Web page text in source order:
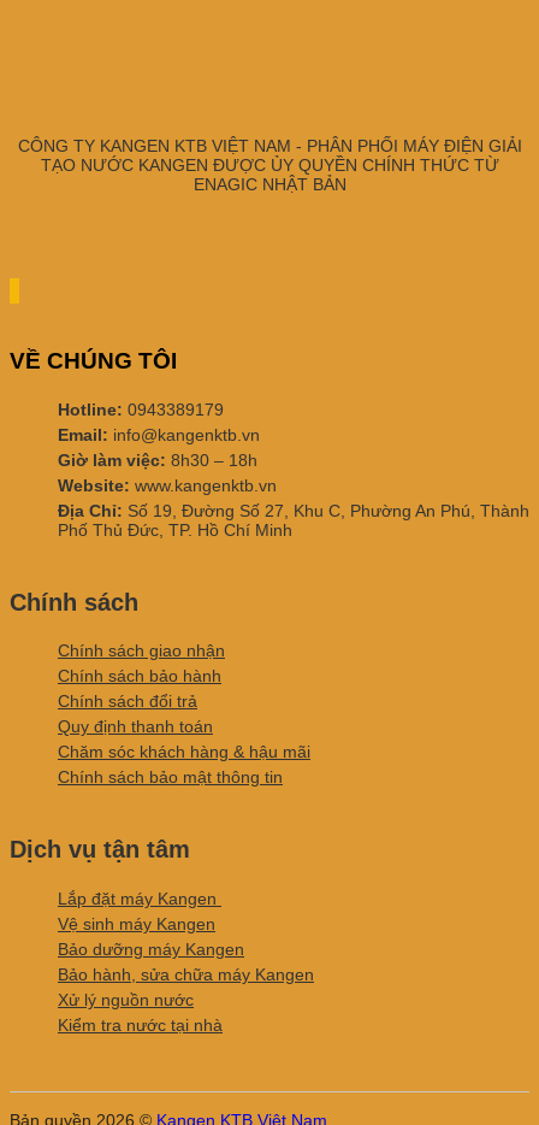
CÔNG TY KANGEN KTB VIỆT NAM - PHÂN PHỐI MÁY ĐIỆN GIẢI
TẠO NƯỚC KANGEN ĐƯỢC ỦY QUYỀN CHÍNH THỨC TỪ
ENAGIC NHẬT BẢN
VỀ CHÚNG TÔI
Hotline: 0943389179
Email: info@kangenktb.vn
Giờ làm việc: 8h30 – 18h
Website: www.kangenktb.vn
Địa Chỉ: Số 19, Đường Số 27, Khu C, Phường An Phú, Thành
Phố Thủ Đức, TP. Hồ Chí Minh
Chính sách
Chính sách giao nhận
Chính sách bảo hành
Chính sách đổi trả
Quy định thanh toán
Chăm sóc khách hàng & hậu mãi
Chính sách bảo mật thông tin
Dịch vụ tận tâm
Lắp đặt máy Kangen
Vệ sinh máy Kangen
Bảo dưỡng máy Kangen
Bảo hành, sửa chữa máy Kangen
Xử lý nguồn nước
Kiểm tra nước tại nhà
Bản quyền 2026 © Kangen KTB Việt Nam